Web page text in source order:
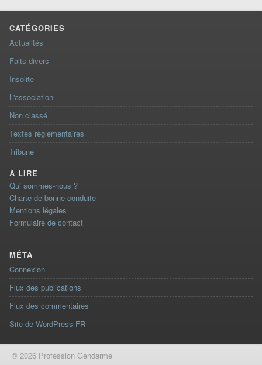
CATÉGORIES
Actualités
Faits divers
Insolite
L'association
Non classé
Textes règlementaires
Tribune
A LIRE
Qui sommes-nous ?
Charte de bonne conduite
Mentions légales
Formulaire de contact
MÉTA
Connexion
Flux des publications
Flux des commentaires
Site de WordPress-FR
© 2026 Profession Gendarme